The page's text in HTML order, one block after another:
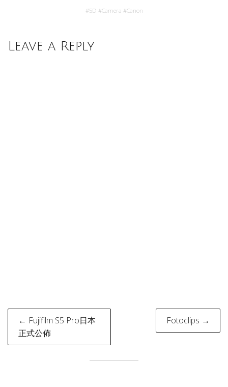
#5D #Camera #Canon
Leave a Reply
Post
navigation
← Fujifilm S5 Pro日本
正式公佈
Fotoclips →